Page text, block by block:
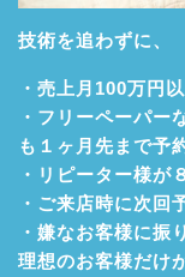
技術を追わずに、
・売上月100万円
・フリーペーパー
も１ヶ月先まで予
・リピーター様が
・ご来店時に次回
・嫌なお客様に振
理想のお客様だけ